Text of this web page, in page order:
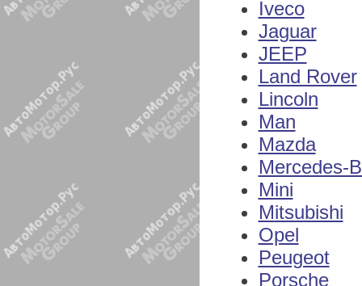
Iveco
Jaguar
JEEP
Land Rover
Lincoln
Man
Mazda
Mercedes-
Mini
Mitsubishi
Opel
Peugeot
Porsche